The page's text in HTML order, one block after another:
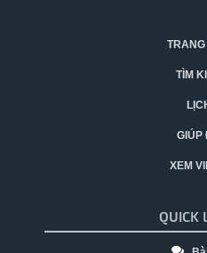
TRANG
TÌM
GIÚP
XEM
QUICK